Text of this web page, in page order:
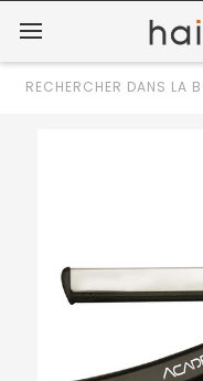
Rechercher